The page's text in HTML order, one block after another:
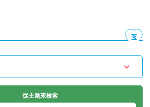
從主題來檢索